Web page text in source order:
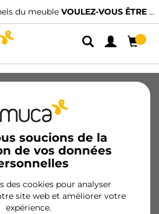
du meuble VOULEZ-VOUS ÊTRE CLIENT ?
soucions de la
de vos données
des cookies pour analyser
site web et améliorer votre
expérience.
800 AL MET
client